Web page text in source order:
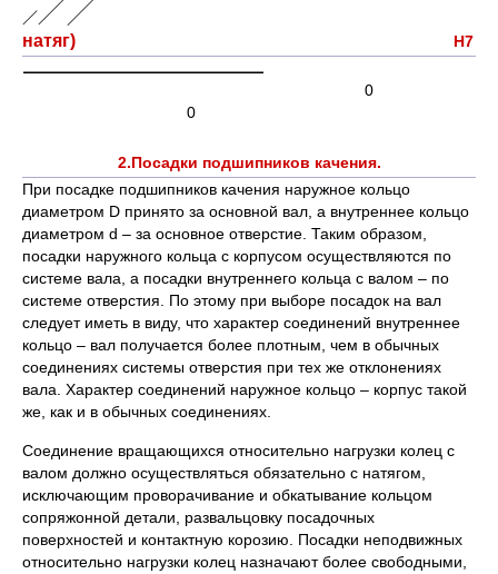
натяг) H7
0
0
2.Посадки подшипников качения.
При посадке подшипников качения наружное кольцо
диаметром D принято за основной вал, а внутреннее кольцо
диаметром d – за основное отверстие. Таким образом,
посадки наружного кольца с корпусом осуществляются по
системе вала, а посадки внутреннего кольца с валом – по
системе отверстия. По этому при выборе посадок на вал
следует иметь в виду, что характер соединений внутреннее
кольцо – вал получается более плотным, чем в обычных
соединениях системы отверстия при тех же отклонениях
вала. Характер соединений наружное кольцо – корпус такой
же, как и в обычных соединениях.
Соединение вращающихся относительно нагрузки колец с
валом должно осуществляться обязательно с натягом,
исключающим проворачивание и обкатывание кольцом
сопряжонной детали, развальцовку посадочных
поверхностей и контактную корозию. Посадки неподвижных
относительно нагрузки колец назначают более свободными,